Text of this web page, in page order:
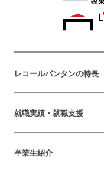
レコールバンタンの特長
就職実績・就職支援
卒業生紹介